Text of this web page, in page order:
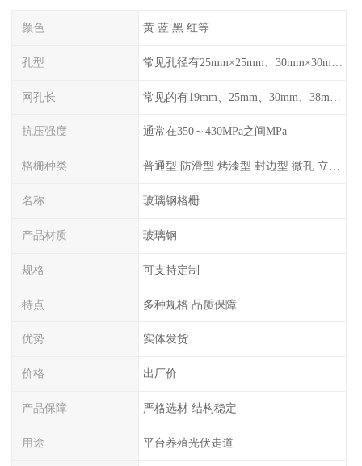
颜色 黄 蓝 黑 红等
孔型
网孔长
抗压强度 通常在350～430MPa之间MPa
格栅种类 普通型 防滑型 ‌烤漆型 封边型 ‌微孔 立体 加砂覆面型 平面型
名称 玻璃钢格栅
产品材质 玻璃钢
规格 可支持定制
特点 多种规格 品质保障
优势 实体发货
价格 出厂价
产品保障 严格选材 结构稳定
用途 平台养殖光伏走道